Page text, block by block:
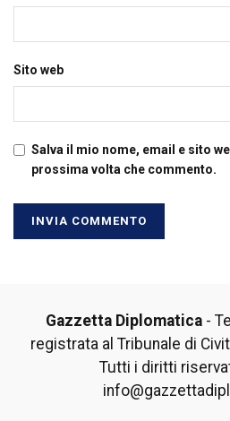
Sito web
Salva il mio nome, email e sito
prossima volta che commento.
Gazzetta Diplomatica-
registrata al Tribunale di
Tutti i diritti